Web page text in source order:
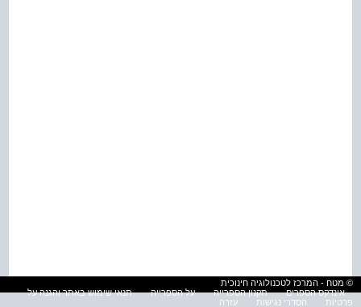
© מטח - המרכז לטכנולוגיה חינוכית
אינדקס הספרים
תקנון הספרייה על הספרייה
תנאי שימוש באתר והגנה על
פרטיות
הסדרי נגישות עזרה